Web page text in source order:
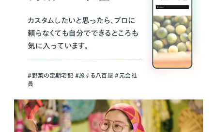
カスタムしたいと思ったら、プロに
頼らなくても自分でできるところも
気に入っています。
＃野菜の定期宅配 ＃旅する八百屋 ＃元会社
員